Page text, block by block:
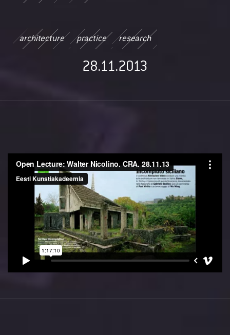
architecture practice research
28.11.2013